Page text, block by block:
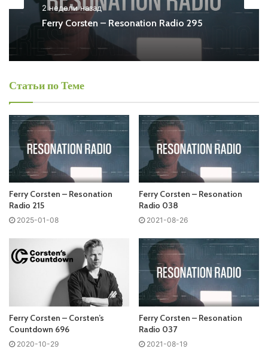
Also you can find all episodes of radioshowFerry Corsten
– Resonation Radio Free Listen and Download MP3
Среда
Ferry Corsten - Resonation Radio
Запись выпусков
Слушай и добавляй плейлист VK:
Tracklist:
No playlist
01.Ferry Corsten&Ruben de Ronde– Bloodstream
/Flashover/
02.Cosmic Gate
& Diana Miro – Blame /Wake Your Mind/
2 недели назад
Ferry Corsten – Resonation Radio 295
Статьи по Теме
Ferry Corsten – Resonation
Radio 215
2025-01-08
Ferry Corsten – Resonation
Radio 038
2021-08-26
Ferry Corsten – Corsten’s
Countdown 696
2020-10-29
Ferry Corsten – Resonation
Radio 037
2021-08-19